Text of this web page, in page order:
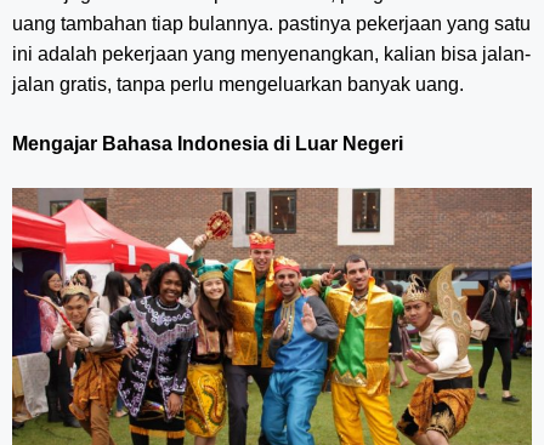
uang tambahan tiap bulannya. pastinya pekerjaan yang satu
ini adalah pekerjaan yang menyenangkan, kalian bisa jalan-
jalan gratis, tanpa perlu mengeluarkan banyak uang.
Mengajar Bahasa Indonesia di Luar Negeri